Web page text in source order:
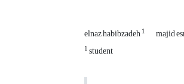
elnaz habibzadeh1 majid
1student